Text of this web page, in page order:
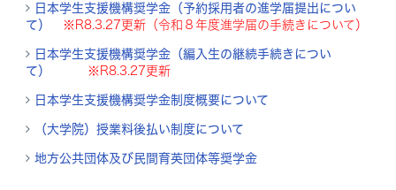
日本学生支援機構奨学金（予約採用者の進学届提出につい
て）
※R8.3.27更新（令和８年度進学届の手続きについて）
日本学生支援機構奨学金（編入生の継続手続きについ
て）
※R8.3.27更新
日本学生支援機構奨学金制度概要について
（大学院）授業料後払い制度について
地方公共団体及び民間育英団体等奨学金